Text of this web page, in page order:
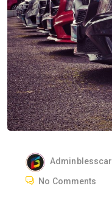
Adminblesscar
No Comments